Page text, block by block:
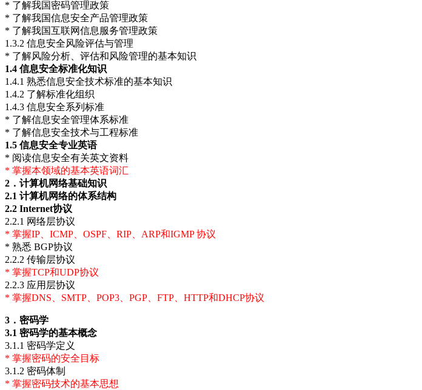
* 了解我国密码管理政策
* 了解我国信息安全产品管理政策
* 了解我国互联网信息服务管理政策
1.3.2 信息安全风险评估与管理
* 了解风险分析、评估和风险管理的基本知识
1.4 信息安全标准化知识
1.4.1 熟悉信息安全技术标准的基本知识
1.4.2 了解标准化组织
1.4.3 信息安全系列标准
* 了解信息安全管理体系标准
* 了解信息安全技术与工程标准
1.5 信息安全专业英语
* 阅读信息安全有关英文资料
* 掌握本领域的基本英语词汇
2 ．计算机网络基础知识
2.1 计算机网络的体系结构
2.2 Internet协议
2.2.1 网络层协议
* 掌握IP、ICMP、OSPF、RIP、ARP和IGMP 协议
* 熟悉 BGP协议
2.2.2 传输层协议
* 掌握TCP和UDP协议
2.2.3 应用层协议
* 掌握DNS、SMTP、POP3、PGP、FTP、HTTP和DHCP协议
3 ．密码学
3.1 密码学的基本概念
3.1.1 密码学定义
* 掌握密码的安全目标
3.1.2 密码体制
* 掌握密码技术的基本思想